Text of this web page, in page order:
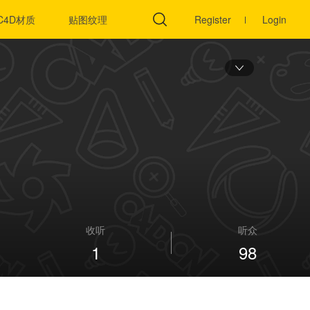
材质 贴图纹理 C4D插件 Register Login
听众
98
收听
1